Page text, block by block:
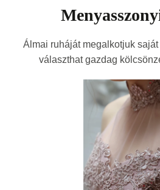
Álmai ruháját megalkotjuk
választhat gazdag